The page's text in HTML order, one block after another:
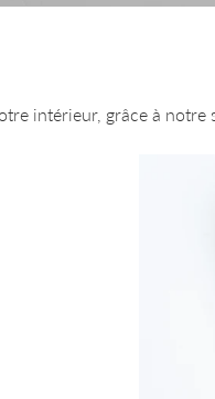
intérieur, grâce à